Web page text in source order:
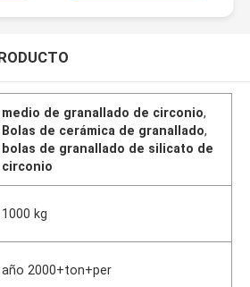
medio de granallado de circonio,
Bolas de cerámica de granallado,
bolas de granallado de silicato de
circonio
1000 kg
año 2000+ton+per